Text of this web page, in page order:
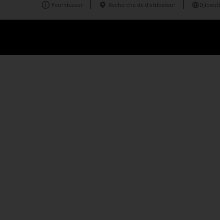
Fournisseur Recherche de distributeur Djibouti